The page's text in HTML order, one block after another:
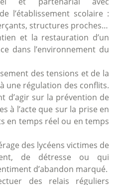
l’établissement scolaire :
structures proches…
et la restauration d’un
dans l’environnement du
des tensions et de la
une régulation des conflits.
d’agir sur la prévention de
à l’acte que sur la prise en
en temps réel ou en temps
des lycéens victimes de
de détresse ou qui
d’abandon marqué.
des relais réguliers